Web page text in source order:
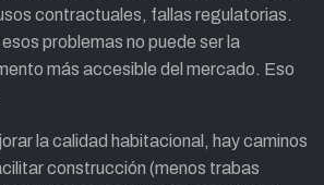
contractuales, fallas regulatorias.
problemas no puede ser la
más accesible del mercado. Eso
la calidad habitacional, hay caminos
construcción (menos trabas